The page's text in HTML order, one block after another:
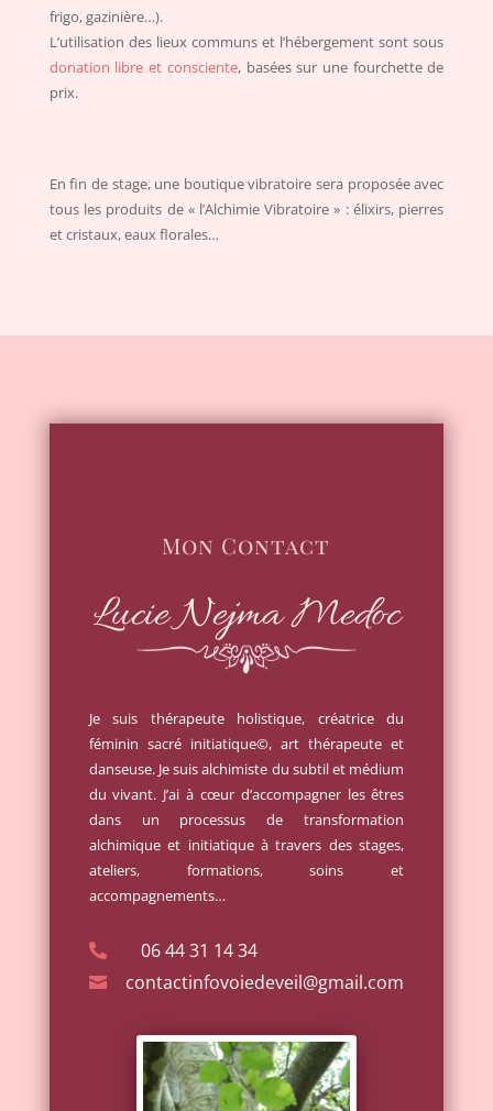
frigo, gazinière…).
L’utilisation des lieux communs et l’hébergement sont sous
donation libre et consciente, basées sur une fourchette de
prix.
En fin de stage, une boutique vibratoire sera proposée avec
tous les produits de « l’Alchimie Vibratoire » : élixirs, pierres
et cristaux, eaux florales…
Mon Contact
Lucie Nejma Medoc
Je suis thérapeute holistique, créatrice du
féminin sacré initiatique©, art thérapeute et
danseuse. Je suis alchimiste du subtil et médium
du vivant. J’ai à cœur d’accompagner les êtres
dans un processus de transformation
alchimique et initiatique à travers des stages,
ateliers, formations, soins et
accompagnements…
 06 44 31 14 34
 contactinfovoiedeveil@gmail.com